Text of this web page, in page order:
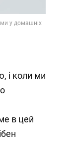
у домашніх
і коли ми
в цей